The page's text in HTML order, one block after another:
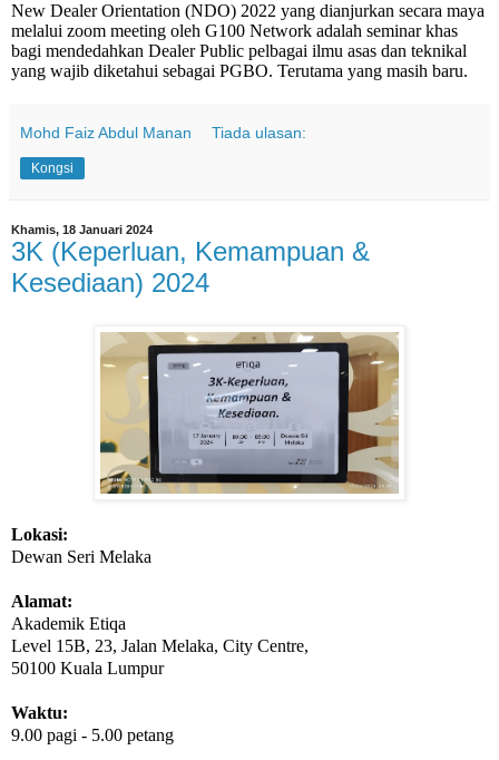
New Dealer Orientation (NDO) 2022 yang dianjurkan secara maya
melalui zoom meeting oleh G100 Network adalah seminar khas
bagi mendedahkan Dealer Public pelbagai ilmu asas dan teknikal
yang wajib diketahui sebagai PGBO. Terutama yang masih baru.
Mohd Faiz Abdul Manan Tiada ulasan:
Kongsi
Khamis, 18 Januari 2024
3K (Keperluan, Kemampuan &
Kesediaan) 2024
Lokasi:
Dewan Seri Melaka
Alamat:
Akademik Etiqa
Level 15B, 23, Jalan Melaka, City Centre,
50100 Kuala Lumpur
Waktu:
9.00 pagi - 5.00 petang